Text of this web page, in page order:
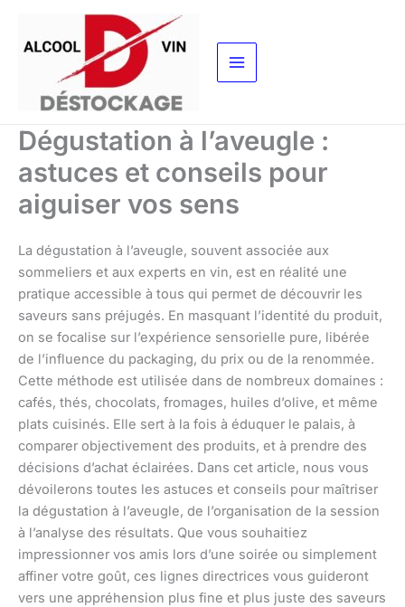
contenu
Dégustation à l’aveugle :
astuces et conseils pour
aiguiser vos sens
La dégustation à l’aveugle, souvent associée aux
sommeliers et aux experts en vin, est en réalité une
pratique accessible à tous qui permet de découvrir les
saveurs sans préjugés. En masquant l’identité du produit,
on se focalise sur l’expérience sensorielle pure, libérée
de l’influence du packaging, du prix ou de la renommée.
Cette méthode est utilisée dans de nombreux domaines :
cafés, thés, chocolats, fromages, huiles d’olive, et même
plats cuisinés. Elle sert à la fois à éduquer le palais, à
comparer objectivement des produits, et à prendre des
décisions d’achat éclairées. Dans cet article, nous vous
dévoilerons toutes les astuces et conseils pour maîtriser
la dégustation à l’aveugle, de l’organisation de la session
à l’analyse des résultats. Que vous souhaitiez
impressionner vos amis lors d’une soirée ou simplement
affiner votre goût, ces lignes directrices vous guideront
vers une appréhension plus fine et plus juste des saveurs